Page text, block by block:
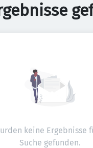
keine Ergebnisse
Suche gefunden.